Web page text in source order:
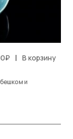
| В корзину
и